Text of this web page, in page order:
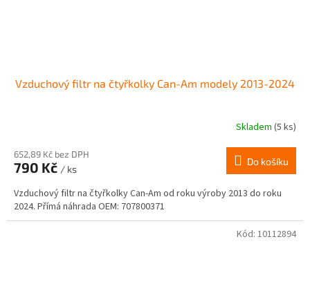
Vzduchový filtr na čtyřkolky Can-Am modely 2013-2024
Skladem (5 ks)
652,89 Kč bez DPH
790 Kč / ks
Do košíku
Vzduchový filtr na čtyřkolky Can-Am od roku výroby 2013 do roku
2024. Přímá náhrada OEM: 707800371
Kód: 10112894